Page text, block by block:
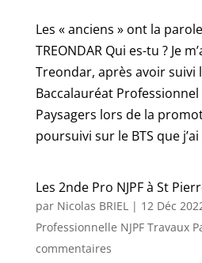
Les « anciens » ont la
TREONDAR Qui es-tu ? Je
Treondar, après avoir suivi
Baccalauréat
Paysagers lors de la
poursuivi sur le BTS que
Les 2nde Pro NJPF à St
par Nicolas BRIEL| 12 Déc
Professionnelle NJPF Travaux
commentaires